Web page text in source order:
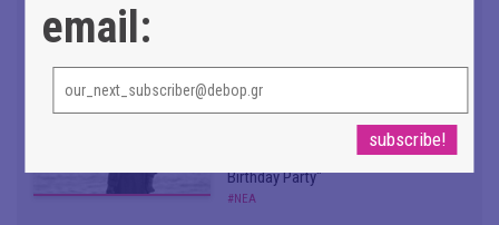
Don't Let Me Be Misunderstood |
Alexandros Livitsanos, Willem
Dafoe, Czech Studio Orchestra |
Από το soundtrack της ταινίας "The
Birthday Party"
#ΝΕΑ
email: